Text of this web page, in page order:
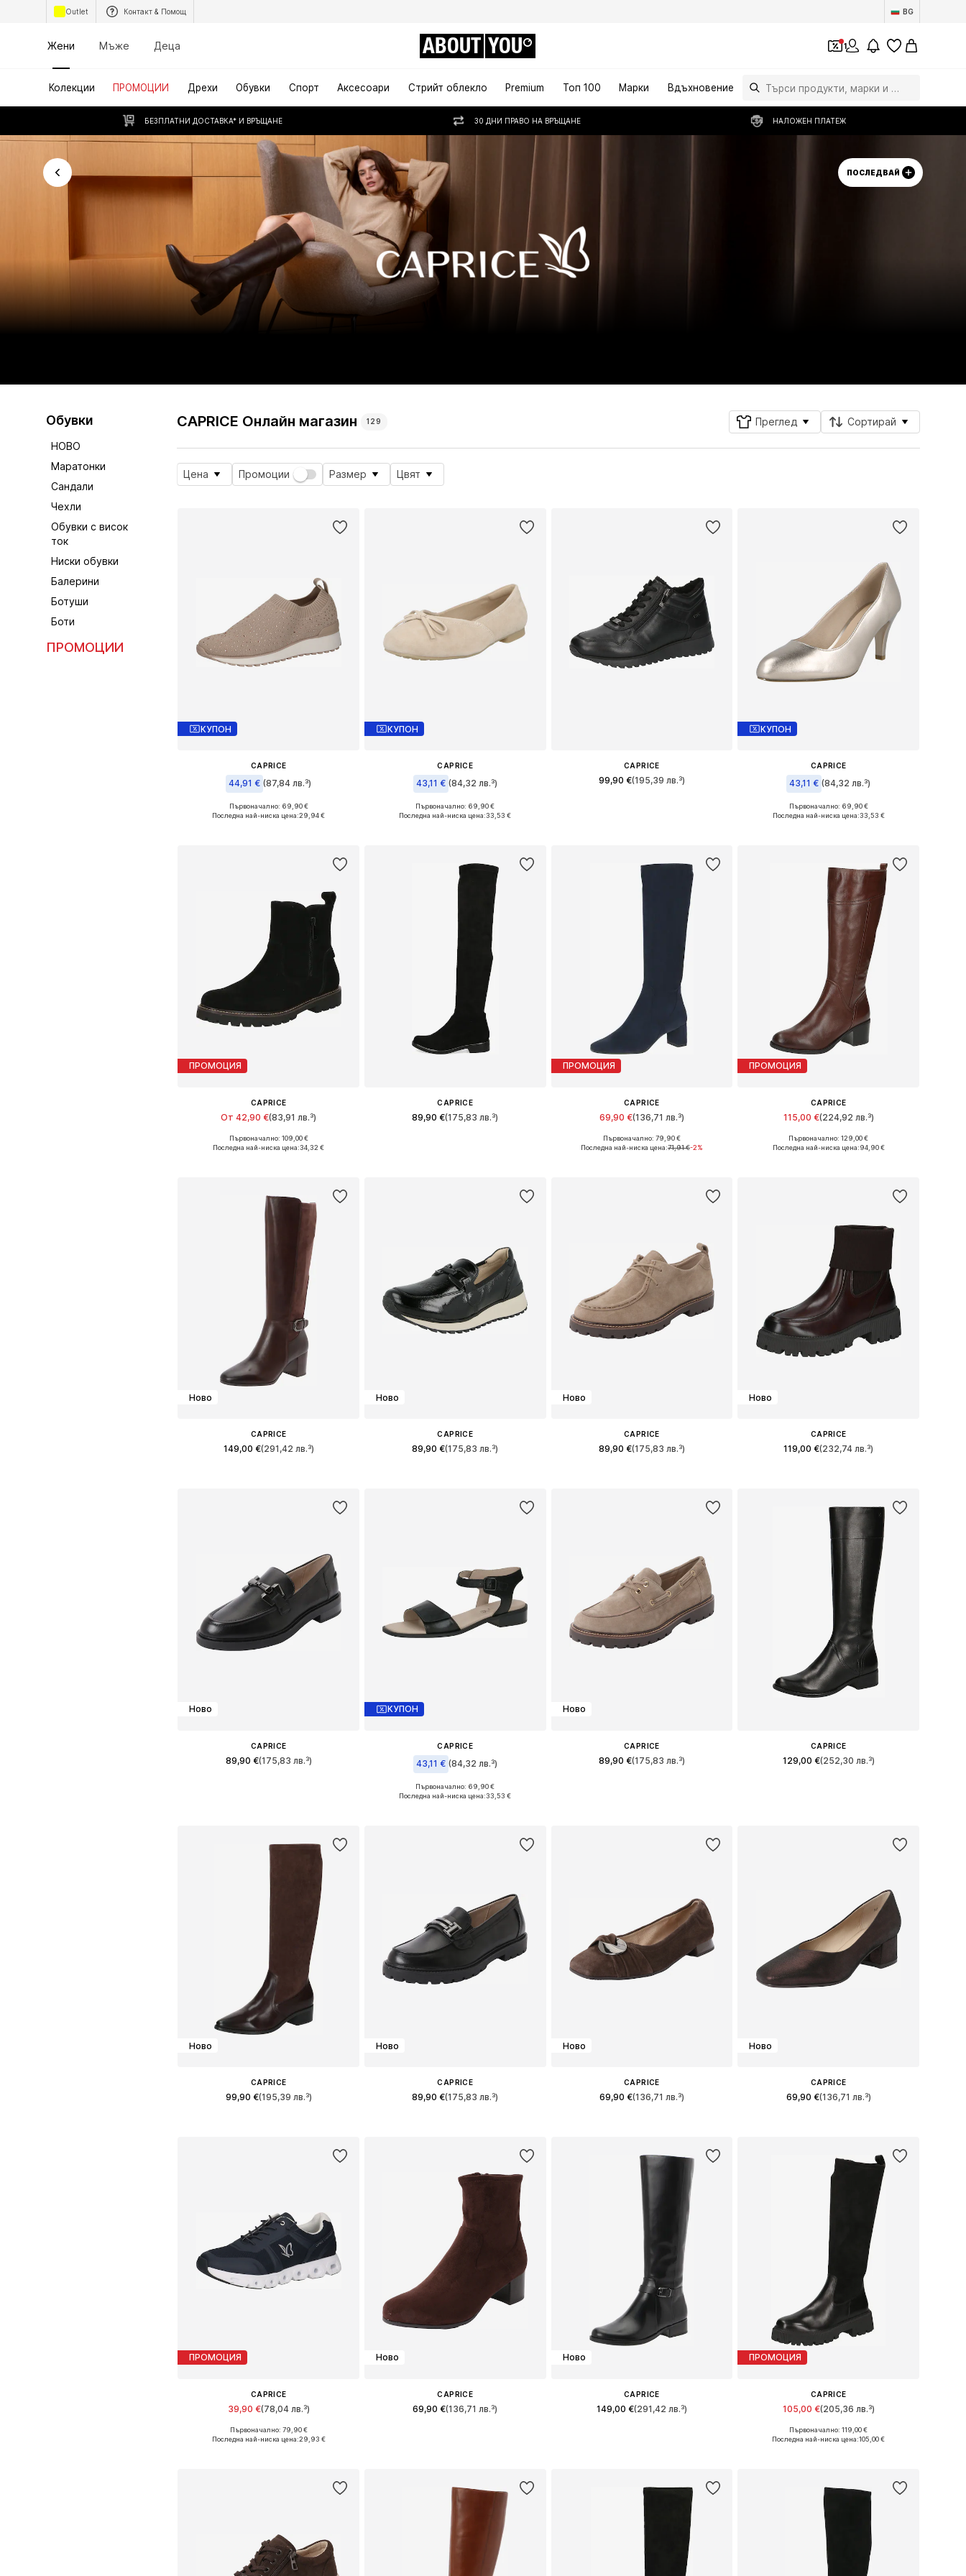
Outlet Контакт & Помощ BG
Жени Мъже Деца ABOUT YOU 1
Колекции ПРОМОЦИИ Дрехи Обувки Спорт Аксесоари Стрийт облекло Premium Топ 100 Марки Вдъхновение
БЕЗПЛАТНИ ДОСТАВКА* И ВРЪЩАНЕ 30 ДНИ ПРАВО НА ВРЪЩАНЕ НАЛОЖЕН ПЛАТЕЖ
ПОСЛЕДВАЙ
Обувки
НОВО
Маратонки
Сандали
Чехли
Обувки с висок
ток
Ниски обувки
Балерини
Ботуши
Боти
ПРОМОЦИИ
CAPRICE Онлайн магазин 129 Преглед Сортирай
Цена Промоции Размер Цвят
КУПОН
CAPRICE
44,91 € (87,84 лв.³)
Налични размери: 38, 39, 40
Първоначално: 69,90 €
Последна най-ниска цена:29,94 €
КУПОН
CAPRICE
43,11 € (84,32 лв.³)
Налични размери: 36, 37, 38, 39, 41
Първоначално: 69,90 €
Последна най-ниска цена:33,53 €
CAPRICE
99,90 €(195,39 лв.³)
КУПОН
CAPRICE
43,11 € (84,32 лв.³)
Налични размери: 36, 37, 38
Първоначално: 69,90 €
Последна най-ниска цена:33,53 €
ПРОМОЦИЯ
CAPRICE
От 42,90 €(83,91 лв.³)
Налични размери: 36, 37, 38
Първоначално: 109,00 €
Последна най-ниска цена:34,32 €
CAPRICE
89,90 €(175,83 лв.³)
ПРОМОЦИЯ
CAPRICE
69,90 €(136,71 лв.³)
Предлага се в много размери
Първоначално: 79,90 €
Последна най-ниска цена:71,91 €-2%
ПРОМОЦИЯ
CAPRICE
115,00 €(224,92 лв.³)
Предлага се в много размери
Първоначално: 129,00 €
Последна най-ниска цена:94,90 €
Ново
CAPRICE
149,00 €(291,42 лв.³)
Ново
CAPRICE
89,90 €(175,83 лв.³)
Ново
CAPRICE
89,90 €(175,83 лв.³)
Ново
CAPRICE
119,00 €(232,74 лв.³)
Ново
CAPRICE
89,90 €(175,83 лв.³)
КУПОН
CAPRICE
43,11 € (84,32 лв.³)
Налични размери: 37, 38, 39
Първоначално: 69,90 €
Последна най-ниска цена:33,53 €
Ново
CAPRICE
89,90 €(175,83 лв.³)
CAPRICE
129,00 €(252,30 лв.³)
Ново
CAPRICE
99,90 €(195,39 лв.³)
Ново
CAPRICE
89,90 €(175,83 лв.³)
Ново
CAPRICE
69,90 €(136,71 лв.³)
Ново
CAPRICE
69,90 €(136,71 лв.³)
ПРОМОЦИЯ
CAPRICE
39,90 €(78,04 лв.³)
Налични размери: 36, 37, 38, 39
Първоначално: 79,90 €
Последна най-ниска цена:29,93 €
Ново
CAPRICE
69,90 €(136,71 лв.³)
Ново
CAPRICE
149,00 €(291,42 лв.³)
ПРОМОЦИЯ
CAPRICE
105,00 €(205,36 лв.³)
Предлага се в много размери
Първоначално: 119,00 €
Последна най-ниска цена:105,00 €